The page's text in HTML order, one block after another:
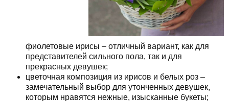
фиолетовые ирисы – отличный вариант, как для
представителей сильного пола, так и для
прекрасных девушек;
цветочная композиция из ирисов и белых роз –
замечательный выбор для утонченных девушек,
которым нравятся нежные, изысканные букеты;